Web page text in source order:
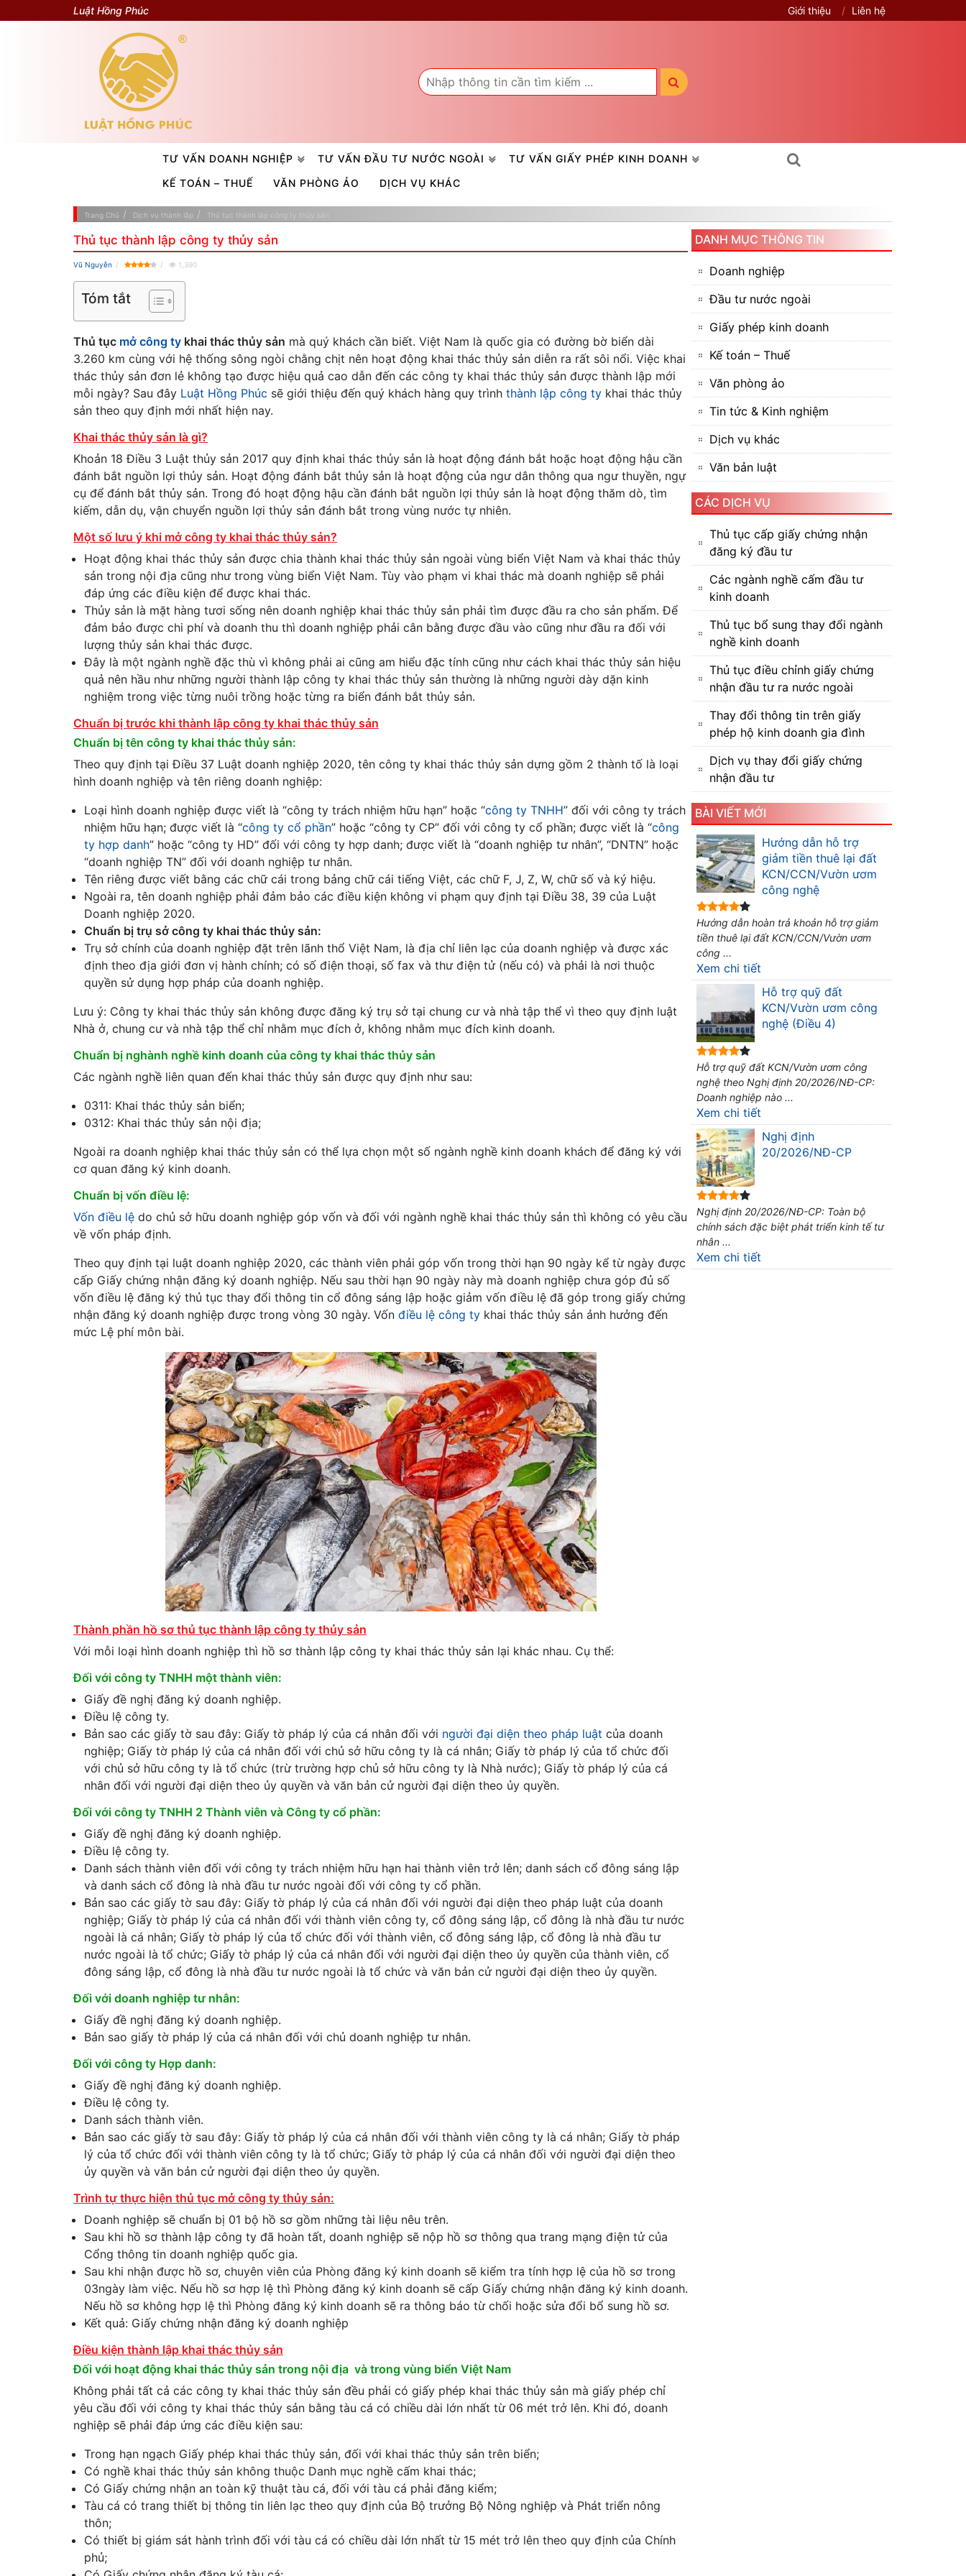
Luật Hồng Phúc Giới thiệu Liên hệ
TƯ VẤN DOANH NGHIỆP TƯ VẤN ĐẦU TƯ NƯỚC NGOÀI
TƯ VẤN GIẤY PHÉP KINH DOANH
KẾ TOÁN – THUẾ
VĂN PHÒNG ẢO DỊCH VỤ KHÁC
Trang Chủ Dịch vụ thành lập Thủ tục thành lập công ty thủy sản
Thủ tục thành lập công ty thủy sản
Vũ Nguyễn 1,390
Tóm tắt
Thủ tục mở công ty khai thác thủy sản mà quý khách cần biết. Việt Nam là quốc gia có đường bờ biển dài
3.260 km cùng với hệ thống sông ngòi chằng chịt nên hoạt động khai thác thủy sản diễn ra rất sôi nổi. Việc khai
thác thủy sản đơn lẻ không tạo được hiệu quả cao dẫn đến các công ty khai thác thủy sản được thành lập mới
mỗi ngày? Sau đây Luật Hồng Phúc sẽ giới thiệu đến quý khách hàng quy trình thành lập công ty khai thác thủy
sản theo quy định mới nhất hiện nay.
Khai thác thủy sản là gì?
Khoản 18 Điều 3 Luật thủy sản 2017 quy định khai thác thủy sản là hoạt động đánh bắt hoặc hoạt động hậu cần
đánh bắt nguồn lợi thủy sản. Hoạt động đánh bắt thủy sản là hoạt động của ngư dân thông qua ngư thuyền, ngự
cụ để đánh bắt thủy sản. Trong đó hoạt động hậu cần đánh bắt nguồn lợi thủy sản là hoạt động thăm dò, tìm
kiếm, dẫn dụ, vận chuyển nguồn lợi thủy sản đánh bắt trong vùng nước tự nhiên.
Một số lưu ý khi mở công ty khai thác thủy sản?
Hoạt động khai thác thủy sản được chia thành khai thác thủy sản ngoài vùng biển Việt Nam và khai thác thủy
sản trong nội địa cũng như trong vùng biển Việt Nam. Tùy vào phạm vi khai thác mà doanh nghiệp sẽ phải
đáp ứng các điều kiện để được khai thác.
Thủy sản là mặt hàng tươi sống nên doanh nghiệp khai thác thủy sản phải tìm được đầu ra cho sản phẩm. Để
đảm bảo được chi phí và doanh thu thì doanh nghiệp phải cân bằng được đầu vào cũng như đầu ra đối với
lượng thủy sản khai thác được.
Đây là một ngành nghề đặc thù vì không phải ai cũng am hiểu đặc tính cũng như cách khai thác thủy sản hiệu
quả nên hầu như những người thành lập công ty khai thác thủy sản thường là những người dày dặn kinh
nghiệm trong việc từng nuôi trồng hoặc từng ra biển đánh bắt thủy sản.
Chuẩn bị trước khi thành lập công ty khai thác thủy sản
Chuẩn bị tên công ty khai thác thủy sản:
Theo quy định tại Điều 37 Luật doanh nghiệp 2020, tên công ty khai thác thủy sản dựng gồm 2 thành tố là loại
hình doanh nghiệp và tên riêng doanh nghiệp:
Loại hình doanh nghiệp được viết là “công ty trách nhiệm hữu hạn” hoặc “công ty TNHH” đối với công ty trách
nhiệm hữu hạn; được viết là “công ty cổ phần” hoặc “công ty CP” đối với công ty cổ phần; được viết là “công
ty hợp danh” hoặc “công ty HD” đối với công ty hợp danh; được viết là “doanh nghiệp tư nhân”, “DNTN” hoặc
“doanh nghiệp TN” đối với doanh nghiệp tư nhân.
Tên riêng được viết bằng các chữ cái trong bảng chữ cái tiếng Việt, các chữ F, J, Z, W, chữ số và ký hiệu.
Ngoài ra, tên doanh nghiệp phải đảm bảo các điều kiện không vi phạm quy định tại Điều 38, 39 của Luật
Doanh nghiệp 2020.
Chuẩn bị trụ sở công ty khai thác thủy sản:
Trụ sở chính của doanh nghiệp đặt trên lãnh thổ Việt Nam, là địa chỉ liên lạc của doanh nghiệp và được xác
định theo địa giới đơn vị hành chính; có số điện thoại, số fax và thư điện tử (nếu có) và phải là nơi thuộc
quyền sử dụng hợp pháp của doanh nghiệp.
Lưu ý: Công ty khai thác thủy sản không được đăng ký trụ sở tại chung cư và nhà tập thể vì theo quy định luật
Nhà ở, chung cư và nhà tập thể chỉ nhằm mục đích ở, không nhằm mục đích kinh doanh.
Chuẩn bị nghành nghề kinh doanh của công ty khai thác thủy sản
Các ngành nghề liên quan đến khai thác thủy sản được quy định như sau:
0311: Khai thác thủy sản biển;
0312: Khai thác thủy sản nội địa;
Ngoài ra doanh nghiệp khai thác thủy sản có thể lựa chọn một số ngành nghề kinh doanh khách để đăng ký với
cơ quan đăng ký kinh doanh.
Chuẩn bị vốn điều lệ:
Vốn điều lệ do chủ sở hữu doanh nghiệp góp vốn và đối với ngành nghề khai thác thủy sản thì không có yêu cầu
về vốn pháp định.
Theo quy định tại luật doanh nghiệp 2020, các thành viên phải góp vốn trong thời hạn 90 ngày kể từ ngày được
cấp Giấy chứng nhận đăng ký doanh nghiệp. Nếu sau thời hạn 90 ngày này mà doanh nghiệp chưa góp đủ số
vốn điều lệ đăng ký thủ tục thay đổi thông tin cổ đông sáng lập hoặc giảm vốn điều lệ đã góp trong giấy chứng
nhận đăng ký doanh nghiệp được trong vòng 30 ngày. Vốn điều lệ công ty khai thác thủy sản ảnh hưởng đến
mức Lệ phí môn bài.
Thành phần hồ sơ thủ tục thành lập công ty thủy sản
Với mỗi loại hình doanh nghiệp thì hồ sơ thành lập công ty khai thác thủy sản lại khác nhau. Cụ thể:
Đối với công ty TNHH một thành viên:
Giấy đề nghị đăng ký doanh nghiệp.
Điều lệ công ty.
Bản sao các giấy tờ sau đây: Giấy tờ pháp lý của cá nhân đối với người đại diện theo pháp luật của doanh
nghiệp; Giấy tờ pháp lý của cá nhân đối với chủ sở hữu công ty là cá nhân; Giấy tờ pháp lý của tổ chức đối
với chủ sở hữu công ty là tổ chức (trừ trường hợp chủ sở hữu công ty là Nhà nước); Giấy tờ pháp lý của cá
nhân đối với người đại diện theo ủy quyền và văn bản cử người đại diện theo ủy quyền.
Đối với công ty TNHH 2 Thành viên và Công ty cổ phần:
Giấy đề nghị đăng ký doanh nghiệp.
Điều lệ công ty.
Danh sách thành viên đối với công ty trách nhiệm hữu hạn hai thành viên trở lên; danh sách cổ đông sáng lập
và danh sách cổ đông là nhà đầu tư nước ngoài đối với công ty cổ phần.
Bản sao các giấy tờ sau đây: Giấy tờ pháp lý của cá nhân đối với người đại diện theo pháp luật của doanh
nghiệp; Giấy tờ pháp lý của cá nhân đối với thành viên công ty, cổ đông sáng lập, cổ đông là nhà đầu tư nước
ngoài là cá nhân; Giấy tờ pháp lý của tổ chức đối với thành viên, cổ đông sáng lập, cổ đông là nhà đầu tư
nước ngoài là tổ chức; Giấy tờ pháp lý của cá nhân đối với người đại diện theo ủy quyền của thành viên, cổ
đông sáng lập, cổ đông là nhà đầu tư nước ngoài là tổ chức và văn bản cử người đại diện theo ủy quyền.
Đối với doanh nghiệp tư nhân:
Giấy đề nghị đăng ký doanh nghiệp.
Bản sao giấy tờ pháp lý của cá nhân đối với chủ doanh nghiệp tư nhân.
Đối với công ty Hợp danh:
Giấy đề nghị đăng ký doanh nghiệp.
Điều lệ công ty.
Danh sách thành viên.
Bản sao các giấy tờ sau đây: Giấy tờ pháp lý của cá nhân đối với thành viên công ty là cá nhân; Giấy tờ pháp
lý của tổ chức đối với thành viên công ty là tổ chức; Giấy tờ pháp lý của cá nhân đối với người đại diện theo
ủy quyền và văn bản cử người đại diện theo ủy quyền.
Trình tự thực hiện thủ tục mở công ty thủy sản:
Doanh nghiệp sẽ chuẩn bị 01 bộ hồ sơ gồm những tài liệu nêu trên.
Sau khi hồ sơ thành lập công ty đã hoàn tất, doanh nghiệp sẽ nộp hồ sơ thông qua trang mạng điện tử của
Cổng thông tin doanh nghiệp quốc gia.
Sau khi nhận được hồ sơ, chuyên viên của Phòng đăng ký kinh doanh sẽ kiểm tra tính hợp lệ của hồ sơ trong
03ngày làm việc. Nếu hồ sơ hợp lệ thì Phòng đăng ký kinh doanh sẽ cấp Giấy chứng nhận đăng ký kinh doanh.
Nếu hồ sơ không hợp lệ thì Phòng đăng ký kinh doanh sẽ ra thông báo từ chối hoặc sửa đổi bổ sung hồ sơ.
Kết quả: Giấy chứng nhận đăng ký doanh nghiệp
Điều kiện thành lập khai thác thủy sản
Đối với hoạt động khai thác thủy sản trong nội địa và trong vùng biển Việt Nam
Không phải tất cả các công ty khai thác thủy sản đều phải có giấy phép khai thác thủy sản mà giấy phép chỉ
yêu cầu đối với công ty khai thác thủy sản bằng tàu cá có chiều dài lớn nhất từ 06 mét trở lên. Khi đó, doanh
nghiệp sẽ phải đáp ứng các điều kiện sau:
Trong hạn ngạch Giấy phép khai thác thủy sản, đối với khai thác thủy sản trên biển;
Có nghề khai thác thủy sản không thuộc Danh mục nghề cấm khai thác;
Có Giấy chứng nhận an toàn kỹ thuật tàu cá, đối với tàu cá phải đăng kiểm;
Tàu cá có trang thiết bị thông tin liên lạc theo quy định của Bộ trưởng Bộ Nông nghiệp và Phát triển nông
thôn;
Có thiết bị giám sát hành trình đối với tàu cá có chiều dài lớn nhất từ 15 mét trở lên theo quy định của Chính
phủ;
DANH MỤC THÔNG TIN
Doanh nghiệp
Đầu tư nước ngoài
Giấy phép kinh doanh
Kế toán – Thuế
Văn phòng ảo
Tin tức & Kinh nghiệm
Dịch vụ khác
Văn bản luật
CÁC DỊCH VỤ
Thủ tục cấp giấy chứng nhận
đăng ký đầu tư
Các ngành nghề cấm đầu tư
kinh doanh
Thủ tục bổ sung thay đổi ngành
nghề kinh doanh
Thủ tục điều chỉnh giấy chứng
nhận đầu tư ra nước ngoài
Thay đổi thông tin trên giấy
phép hộ kinh doanh gia đình
Dịch vụ thay đổi giấy chứng
nhận đầu tư
BÀI VIẾT MỚI
Hướng dẫn hỗ trợ
giảm tiền thuê lại đất
KCN/CCN/Vườn ươm
công nghệ
Hướng dẫn hoàn trả khoản hỗ trợ giảm
tiền thuê lại đất KCN/CCN/Vườn ươm
công ...
Xem chi tiết
Hỗ trợ quỹ đất
KCN/Vườn ươm công
nghệ (Điều 4)
Hỗ trợ quỹ đất KCN/Vườn ươm công
nghệ theo Nghị định 20/2026/NĐ-CP:
Doanh nghiệp nào ...
Xem chi tiết
Nghị định
20/2026/NĐ-CP
Nghị định 20/2026/NĐ-CP: Toàn bộ
chính sách đặc biệt phát triển kinh tế tư
nhân ...
Xem chi tiết